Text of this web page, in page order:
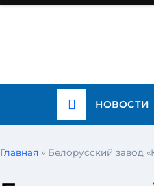
НОВОСТИ
Главная » Белорусский завод